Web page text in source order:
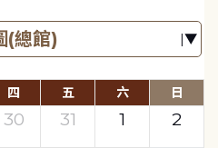
四 五 六 日
30 31 1
2